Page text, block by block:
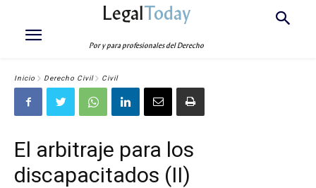
LegalToday
Por y para profesionales del Derecho
Inicio Derecho Civil Civil
El arbitraje para los
discapacitados (II)